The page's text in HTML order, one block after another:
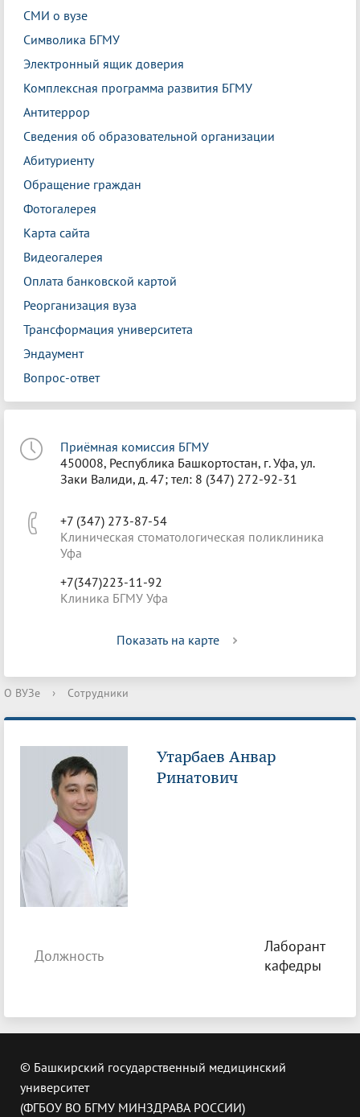
СМИ о вузе
Символика БГМУ
Электронный ящик доверия
Комплексная программа развития БГМУ
Антитеррор
Сведения об образовательной организации
Абитуриенту
Обращение граждан
Фотогалерея
Карта сайта
Видеогалерея
Оплата банковской картой
Реорганизация вуза
Трансформация университета
Эндаумент
Вопрос-ответ
Приёмная комиссия БГМУ
450008, Республика Башкортостан, г. Уфа, ул.
Заки Валиди, д. 47; тел: 8 (347) 272-92-31
+7 (347) 273-87-54
Клиническая стоматологическая поликлиника
Уфа
+7(347)223-11-92
Клиника БГМУ Уфа
Показать на карте
О ВУЗе › Сотрудники
Утарбаев Анвар
Ринатович
Должность
Лаборант
кафедры
© Башкирский государственный медицинский
университет
(ФГБОУ ВО БГМУ МИНЗДРАВА РОССИИ)